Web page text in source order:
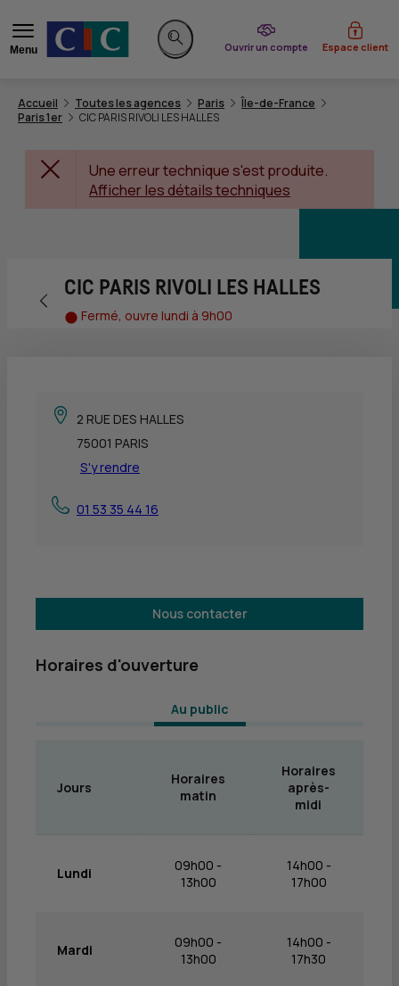
Menu
Rechercher sur le site
Ouvrir un compte
du CIC Espace client
Accueil Toutes les agences Paris
Île-de-France
Paris 1er
CIC PARIS RIVOLI LES HALLES
Une erreur technique s'est produite.
Afficher les détails techniques
Retour vers la page précédente
CIC PARIS RIVOLI LES HALLES
Fermé, ouvre lundi à 9h00
2 RUE DES HALLES
75001 PARIS
S'y rendre
01 53 35 44 16
Nous contacter
Horaires d'ouverture
Au public
Jours
Horaires
matin
Horaires
après-
midi
Lundi
09h00 -
13h00
14h00 -
17h00
Mardi
09h00 -
13h00
14h00 -
17h30